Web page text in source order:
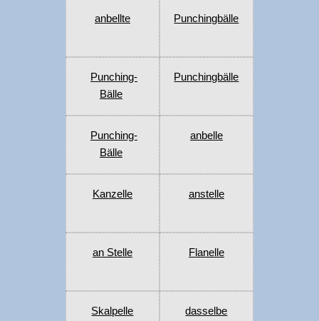
anbellte Punchingbälle
Punching-
Bälle
Punchingbälle
Punching-
Bälle
anbelle
Kanzelle anstelle
an Stelle Flanelle
Skalpelle dasselbe